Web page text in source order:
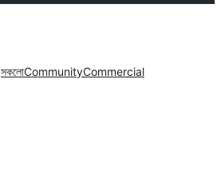
সকলোCommunityCommercial